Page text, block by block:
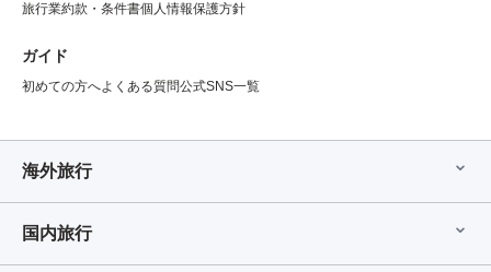
旅行業約款・条件書個人情報保護方針
ガイド
初めての方へよくある質問公式SNS一覧
海外旅行
国内旅行